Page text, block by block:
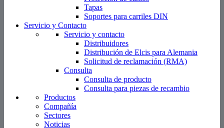
Sectores
Noticias
Distribuidores
Buscar
SensoresSensores lineales
Transductor de desplazamiento